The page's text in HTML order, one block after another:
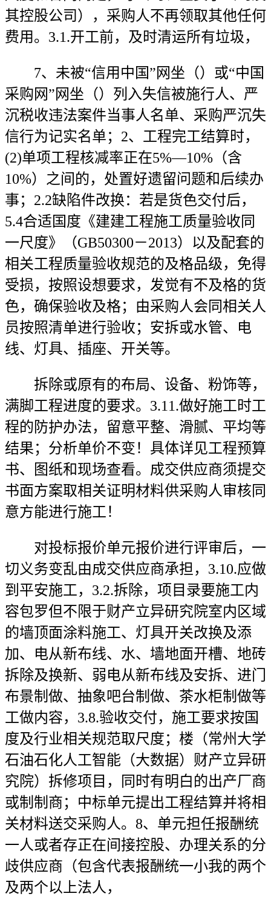
其控股公司），采购人不再领取其他任何
费用。3.1.开工前，及时清运所有垃圾，
7、未被“信用中国”网坐（）或“中国
采购网”网坐（）列入失信被施行人、严
沉税收违法案件当事人名单、采购严沉失
信行为记实名单；2、工程完工结算时，
(2)单项工程核减率正在5%—10%（含
10%）之间的，处置好遗留问题和后续办
事；2.2缺陷件改换：若是货色交付后，
5.4合适国度《建建工程施工质量验收同
一尺度》（GB50300－2013）以及配套的
相关工程质量验收规范的及格品级，免得
受损，按照设想要求，发觉有不及格的货
色，确保验收及格；由采购人会同相关人
员按照清单进行验收；安拆或水管、电
线、灯具、插座、开关等。
拆除或原有的布局、设备、粉饰等，
满脚工程进度的要求。3.11.做好施工时工
程的防护办法，留意平整、滑腻、平均等
结果；分析单价不变！具体详见工程预算
书、图纸和现场查看。成交供应商须提交
书面方案取相关证明材料供采购人审核同
意方能进行施工！
对投标报价单元报价进行评审后，一
切义务变乱由成交供应商承担，3.10.应做
到平安施工，3.2.拆除，项目录要施工内
容包罗但不限于财产立异研究院室内区域
的墙顶面涂料施工、灯具开关改换及添
加、电从新布线、水、墙地面开槽、地砖
拆除及换新、弱电从新布线及安拆、进门
布景制做、抽象吧台制做、茶水柜制做等
工做内容，3.8.验收交付，施工要求按国
度及行业相关规范取尺度；楼（常州大学
石油石化人工智能（大数据）财产立异研
究院）拆修项目，同时有明白的出产厂商
或制制商；中标单元提出工程结算并将相
关材料送交采购人。8、单元担任报酬统
一人或者存正在间接控股、办理关系的分
歧供应商（包含代表报酬统一小我的两个
及两个以上法人，